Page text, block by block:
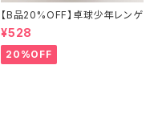
【B品20%OFF】卓球少年レンゲ
¥528
20%OFF